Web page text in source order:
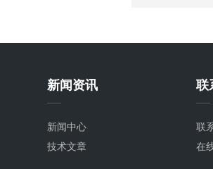
新闻资讯
新闻中心
技术文章
联
联
在